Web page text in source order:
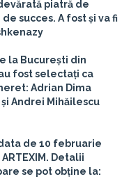
piatră de
succes. A fost și va fi
la București din
fost selectați ca
Adrian Dima
Andrei Mihăilescu
de 10 februarie
. Detalii
se pot obține la: